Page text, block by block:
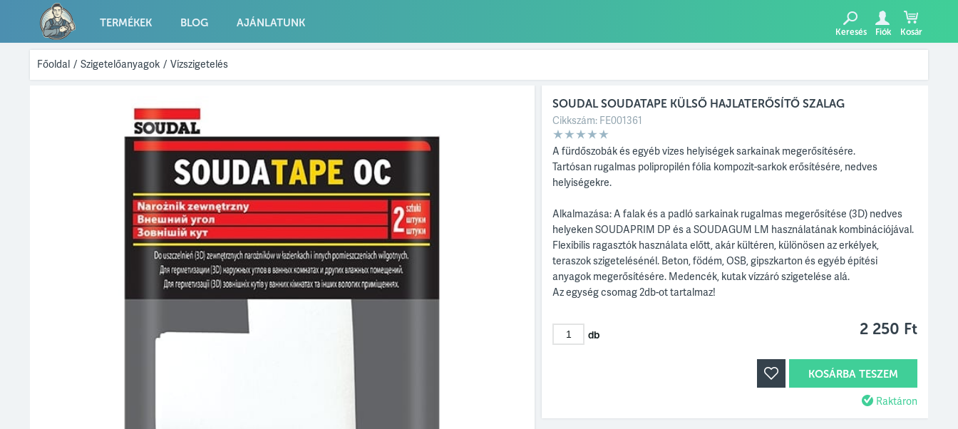
TERMÉKEK BLOG AJÁNLATUNK
Keresés Fiók Kosár
Főoldal / Szigetelőanyagok / Vízszigetelés
SOUDAL SOUDATAPE KÜLSŐ HAJLATERŐSÍTŐ SZALAG
Cikkszám: FE001361
A fürdőszobák és egyéb vizes helyiségek sarkainak megerősítésére.
Tartósan rugalmas polipropilén fólia kompozit-sarkok erősítésére, nedves
helyiségekre.
Alkalmazása: A falak és a padló sarkainak rugalmas megerősítése (3D) nedves
helyeken SOUDAPRIM DP és a SOUDAGUM LM használatának kombinációjával.
Flexibilis ragasztók használata előtt, akár kültéren, különösen az erkélyek,
teraszok szigetelésénél. Beton, födém, OSB, gipszkarton és egyéb építési
anyagok megerősítésére. Medencék, kutak vízzáró szigetelése alá.
Az egység csomag 2db-ot tartalmaz!
db 2 250 Ft
KOSÁRBA TESZEM
Raktáron